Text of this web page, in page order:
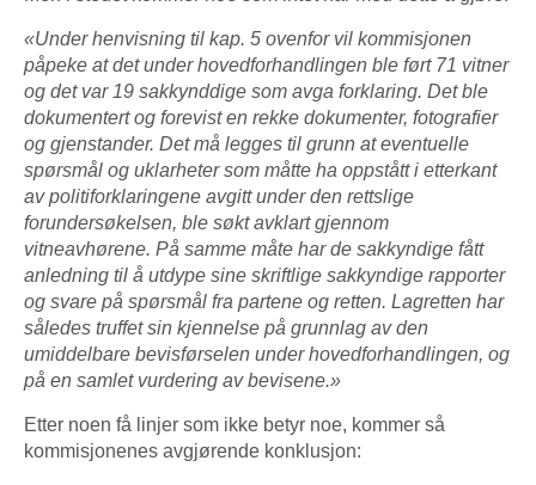
«Under henvisning til kap. 5 ovenfor vil kommisjonen
påpeke at det under hovedforhandlingen ble ført 71 vitner
og det var 19 sakkynddige som avga forklaring. Det ble
dokumentert og forevist en rekke dokumenter, fotografier
og gjenstander. Det må legges til grunn at eventuelle
spørsmål og uklarheter som måtte ha oppstått i etterkant
av politiforklaringene avgitt under den rettslige
forundersøkelsen, ble søkt avklart gjennom
vitneavhørene. På samme måte har de sakkyndige fått
anledning til å utdype sine skriftlige sakkyndige rapporter
og svare på spørsmål fra partene og retten. Lagretten har
således truffet sin kjennelse på grunnlag av den
umiddelbare bevisførselen under hovedforhandlingen, og
på en samlet vurdering av bevisene.»
Etter noen få linjer som ikke betyr noe, kommer så
kommisjonenes avgjørende konklusjon: